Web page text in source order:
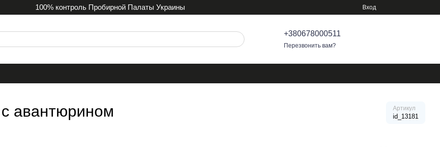
100% контроль Пробирной Палаты Украины Вход
+380678000511
Перезвонить вам?
авантюрином Артикул
id_13181